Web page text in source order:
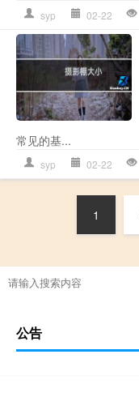
syp 02-22
常见的基...
syp 02-22
1
公告